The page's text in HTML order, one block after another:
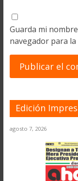
Guarda mi
navegador para
Edición
agosto 7, 2026